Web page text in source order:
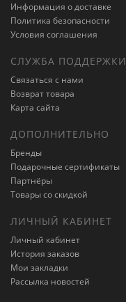
Информация о доставке
Политика безопасности
Условия соглашения
СЛУЖБА ПОДДЕРЖКИ
Связаться с нами
Возврат товара
Карта сайта
ДОПОЛНИТЕЛЬНО
Бренды
Подарочные сертификаты
Партнёры
Товары со скидкой
ЛИЧНЫЙ КАБИНЕТ
Личный кабинет
История заказов
Мои закладки
Рассылка новостей